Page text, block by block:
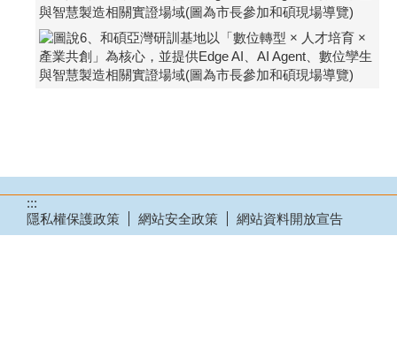
:::
隱私權保護政策
網站安全政策
網站資料開放宣告